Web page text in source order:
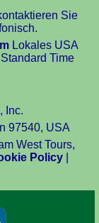
Sie
Lokales USA
Time
Inc.
97540, USA
West Tours,
Policy